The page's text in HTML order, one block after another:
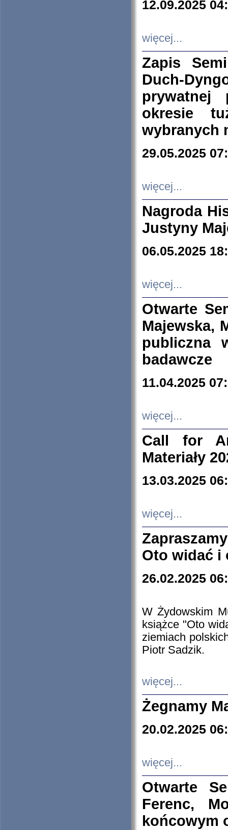
12.09.2025
więcej...
Zapis
Duch-
prywatnej
okresie
wybranych
29.05.2025
więcej...
Nagroda
Justyny
06.05.2025
więcej...
Otwarte
Majewska,
publiczna
badawcze
11.04.2025
więcej...
Call for
Materiały
13.03.2025
więcej...
Oto widać i
26.02.2025
W Żydowskim
książce "Oto
ziemiach
Piotr Sadzik.
więcej...
Żegnamy
20.02.2025
więcej...
Otwarte
Ferenc,
końcowym